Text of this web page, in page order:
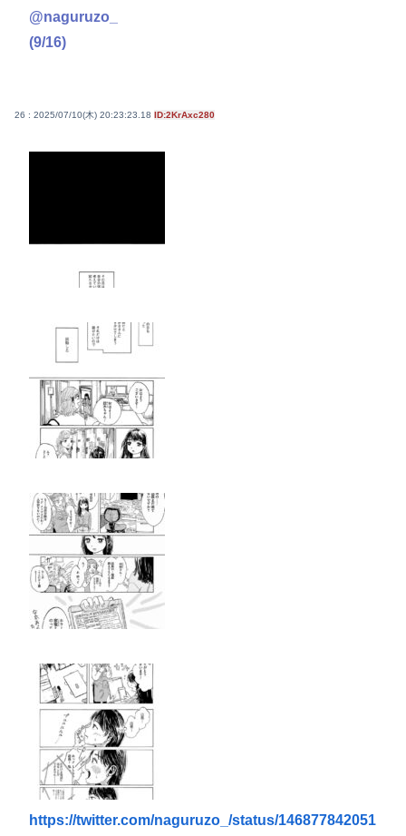
@naguruzo_
(9/16)
26 : 2025/07/10(木) 20:23:23.18 ID:2KrAxc280
https://twitter.com/naguruzo_/status/146877842051